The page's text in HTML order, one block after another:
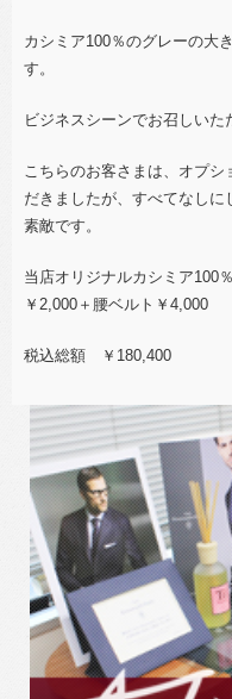
カシミア100％のグレーの大
す。
ビジネスシーンでお召しいた
こちらのお客さまは、オプ
だきましたが、すべてなしに
素敵です。
当店オリジナルカシミア100
￥2,000＋腰ベルト￥4,000
税込総額 ￥180,400